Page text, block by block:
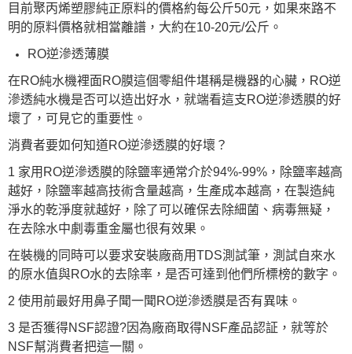
目前聚丙烯塑膠純正原料的價格約每公斤50元，如果來路不
明的原料價格就相當離譜，大約在10-20元/公斤。
RO逆滲透薄膜
在RO純水機裡面RO膜這個零組件堪稱是機器的心臟，RO逆
滲透純水機是否可以造出好水，就端看這支RO逆滲透膜的好
壞了，可見它的重要性。
消費者要如何知道RO逆滲透膜的好壞？
1 家用RO逆滲透膜的除鹽率通常介於94%-99%，除鹽率越高
越好，除鹽率越高技術含量越高，生產成本越高，在製造純
淨水的乾淨度就越好，除了可以確保去除細菌、病毒無疑，
在去除水中劇毒重金屬也很有效果。
在裝機的同時可以要求安裝廠商用TDS測試筆，測試自來水
的原水值與RO水的去除率，是否可達到他們所標榜的數字。
2 使用前最好用鼻子聞一聞RO逆滲透膜是否有異味。
3 是否獲得NSF認證?因為廠商取得NSF產品認証，就等於
NSF幫消費者把這一關。